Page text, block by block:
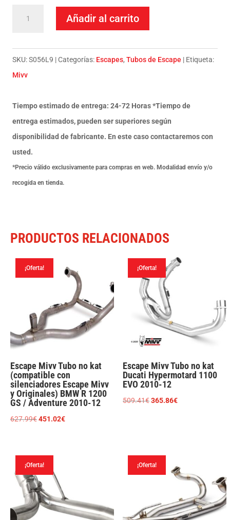
On
Suono
con
tapa
carbono
Suzuki
GSX-
S
24
cantidad
Añadir al carrito
SKU:S056L9 Categorías: Escapes,Tubos de Escape
Etiqueta:
Mivv
Tiempo estimado de entrega: 24-72 Horas *Tiempo de
entrega estimados, pueden ser superiores según
disponibilidad de fabricante. En este caso contactaremos con
usted.
*Precio válido exclusivamente para compras en web. Modalidad envío y/o
recogida en tienda.
PRODUCTOS RELACIONADOS
¡Oferta!
Escape Mivv Tubo no kat
(compatible con
silenciadores Escape Mivv
y Originales) BMW R 1200
GS / Adventure 2010-12
627.99€El
627.99€.
451.02€El
¡Oferta!
Escape Mivv Tubo no kat
Ducati Hypermotard 1100
EVO 2010-12
509.41€El
365.86€El
¡Oferta! ¡Oferta!